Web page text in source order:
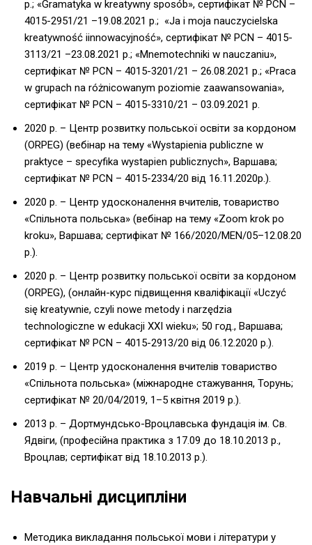
р.; «Gramatyka w kreatywny sposób», cертифікат № PCN –
4015-2951/21 –19.08.2021 р.; «Ja i moja nauczycielska
kreatywność iinnowacyjność», cертифікат № PCN – 4015-
3113/21 –23.08.2021 р.; «Mnemotechniki w nauczaniu»,
cертифікат № PCN – 4015-3201/21 – 26.08.2021 р.; «Praca
w grupach na różnicowanym poziomie zaawansowania»,
cертифікат № PCN – 4015-3310/21 – 03.09.2021 р.
2020 р. – Центр розвитку польської освіти за кордоном
(ORPEG) (вебінар на тему «Wystapienia publiczne w
praktyce – specyfika wystapien publicznych», Варшава;
сертифікат № PCN – 4015-2334/20 від 16.11.2020р.).
2020 р. – Центр удосконалення вчителів, товариство
«Спільнота польська» (вебінар на тему «Zoom krok po
kroku», Варшава; cертифікат № 166/2020/MEN/05–12.08.20
р.).
2020 р. – Центр розвитку польської освіти за кордоном
(ORPEG), (онлайн-курс підвищення кваліфікації «Uczyć
się kreatywnie, czyli nowe metody i narzędzia
technologiczne w edukacji XXI wieku»; 50 год., Варшава;
сертифікат № PCN – 4015-2913/20 від 06.12.2020 р.).
2019 р. – Центр удосконалення вчителів товариство
«Спільнота польська» (міжнародне стажування, Торунь;
сертифікат № 20/04/2019, 1–5 квітня 2019 р.).
2013 р. – Дортмундсько-Вроцлавська фундація ім. Св.
Ядвіги, (професійна практика з 17.09 до 18.10.2013 р.,
Вроцлав; сертифікат від 18.10.2013 р.).
Навчальні дисципліни
Методика викладання польської мови і літератури у